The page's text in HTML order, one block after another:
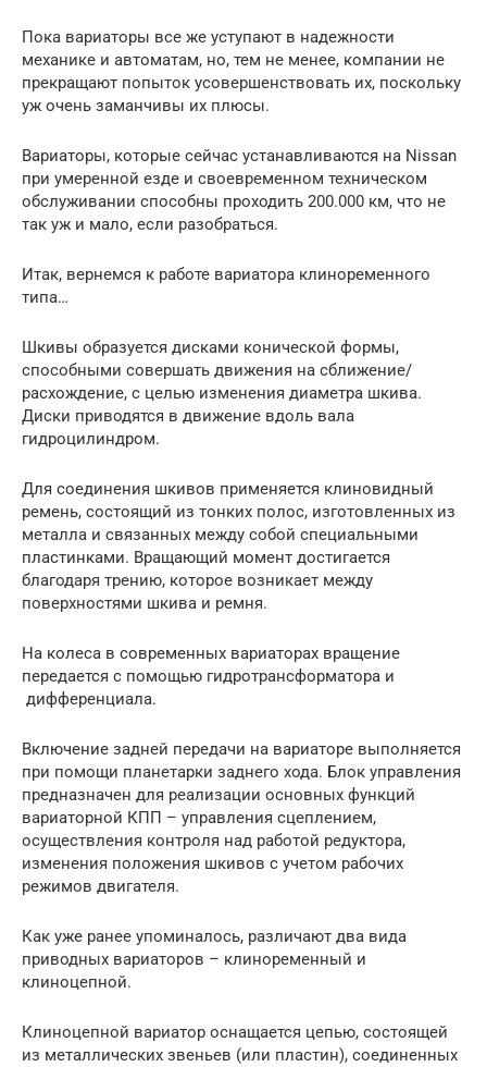
Пока вариаторы все же уступают в надежности
механике и автоматам, но, тем не менее, компании не
прекращают попыток усовершенствовать их, поскольку
уж очень заманчивы их плюсы.
Вариаторы, которые сейчас устанавливаются на Nissan
при умеренной езде и своевременном техническом
обслуживании способны проходить 200.000 км, что не
так уж и мало, если разобраться.
Итак, вернемся к работе вариатора клиноременного
типа…
Шкивы образуется дисками конической формы,
способными совершать движения на сближение/
расхождение, с целью изменения диаметра шкива.
Диски приводятся в движение вдоль вала
гидроцилиндром.
Для соединения шкивов применяется клиновидный
ремень, состоящий из тонких полос, изготовленных из
металла и связанных между собой специальными
пластинками. Вращающий момент достигается
благодаря трению, которое возникает между
поверхностями шкива и ремня.
На колеса в современных вариаторах вращение
передается с помощью гидротрансформатора и
дифференциала.
Включение задней передачи на вариаторе выполняется
при помощи планетарки заднего хода. Блок управления
предназначен для реализации основных функций
вариаторной КПП – управления сцеплением,
осуществления контроля над работой редуктора,
изменения положения шкивов с учетом рабочих
режимов двигателя.
Как уже ранее упоминалось, различают два вида
приводных вариаторов – клиноременный и
клиноцепной.
Клиноцепной вариатор оснащается цепью, состоящей
из металлических звеньев (или пластин), соединенных